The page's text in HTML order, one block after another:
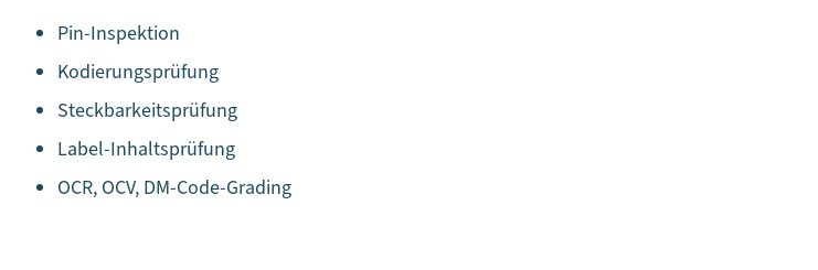
Pin-Inspektion
Kodierungsprüfung
Steckbarkeitsprüfung
Label-Inhaltsprüfung
OCR, OCV, DM-Code-Grading